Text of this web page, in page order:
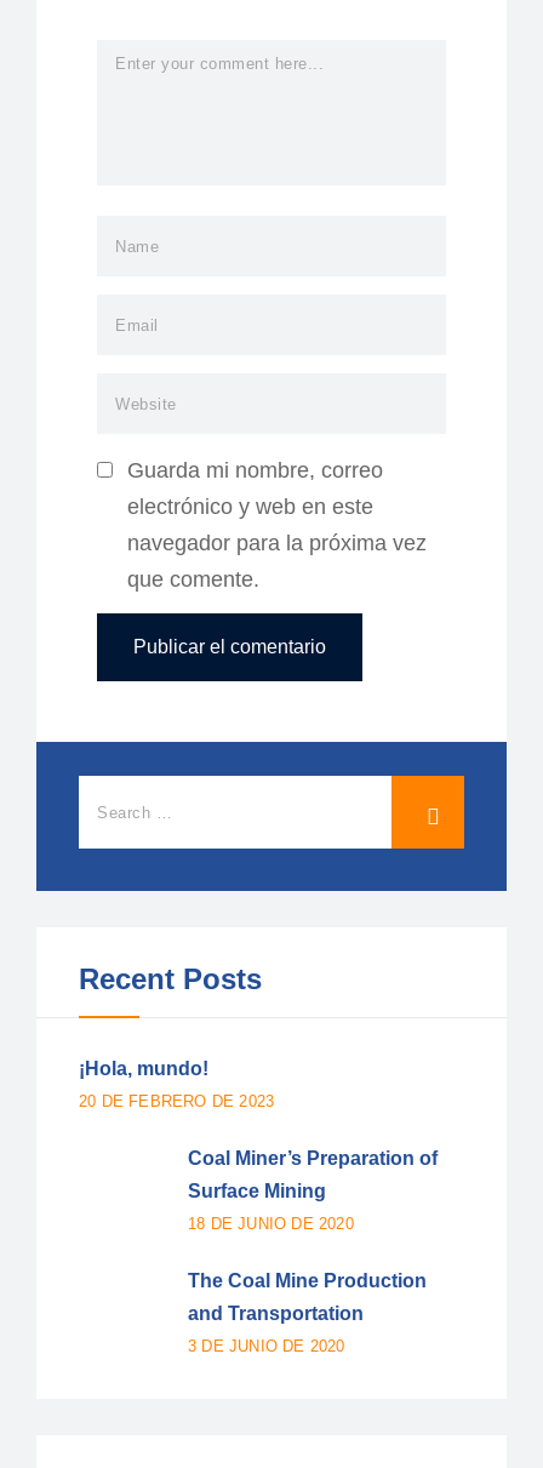
Guarda mi nombre, correo
electrónico y web en este
navegador para la próxima vez
que comente.
Recent Posts
¡Hola, mundo!
20 DE FEBRERO DE 2023
Coal Miner’s Preparation of
Surface Mining
18 DE JUNIO DE 2020
The Coal Mine Production
and Transportation
3 DE JUNIO DE 2020